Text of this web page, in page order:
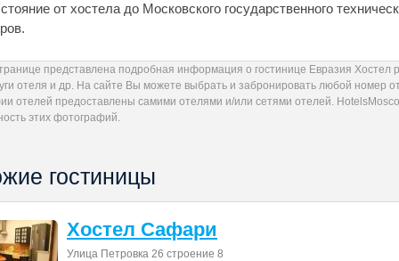
от хостела до Московского государственного
представлена подробная информация о гостинице Евразия
отеля и др. На сайте Вы можете выбрать и забронировать любой номер
отелей предоставлены самими отелями и/или сетями отелей.
этих фотографий.
гостиницы
Хостел Сафари
Улица Петровка 26 строение 8